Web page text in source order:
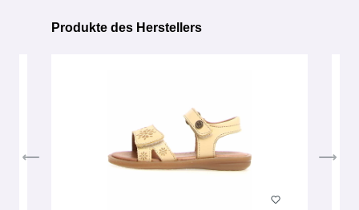
Produktgalerie überspringen
Produkte des Herstellers